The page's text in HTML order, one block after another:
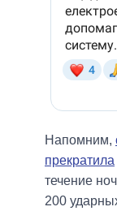
Напомним,
прекратила
течение
200